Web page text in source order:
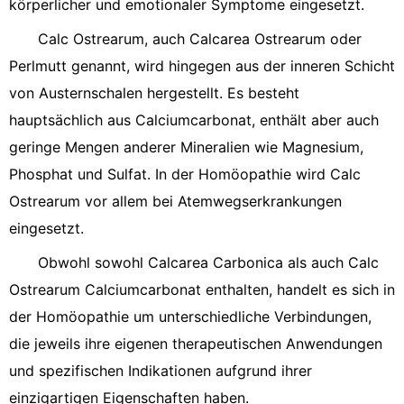
körperlicher und emotionaler Symptome eingesetzt.
Calc Ostrearum, auch Calcarea Ostrearum oder
Perlmutt genannt, wird hingegen aus der inneren Schicht
von Austernschalen hergestellt. Es besteht
hauptsächlich aus Calciumcarbonat, enthält aber auch
geringe Mengen anderer Mineralien wie Magnesium,
Phosphat und Sulfat. In der Homöopathie wird Calc
Ostrearum vor allem bei Atemwegserkrankungen
eingesetzt.
Obwohl sowohl Calcarea Carbonica als auch Calc
Ostrearum Calciumcarbonat enthalten, handelt es sich in
der Homöopathie um unterschiedliche Verbindungen,
die jeweils ihre eigenen therapeutischen Anwendungen
und spezifischen Indikationen aufgrund ihrer
einzigartigen Eigenschaften haben.